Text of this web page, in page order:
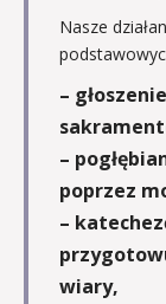
Nasze
–
–
poprzez
–
wiary,